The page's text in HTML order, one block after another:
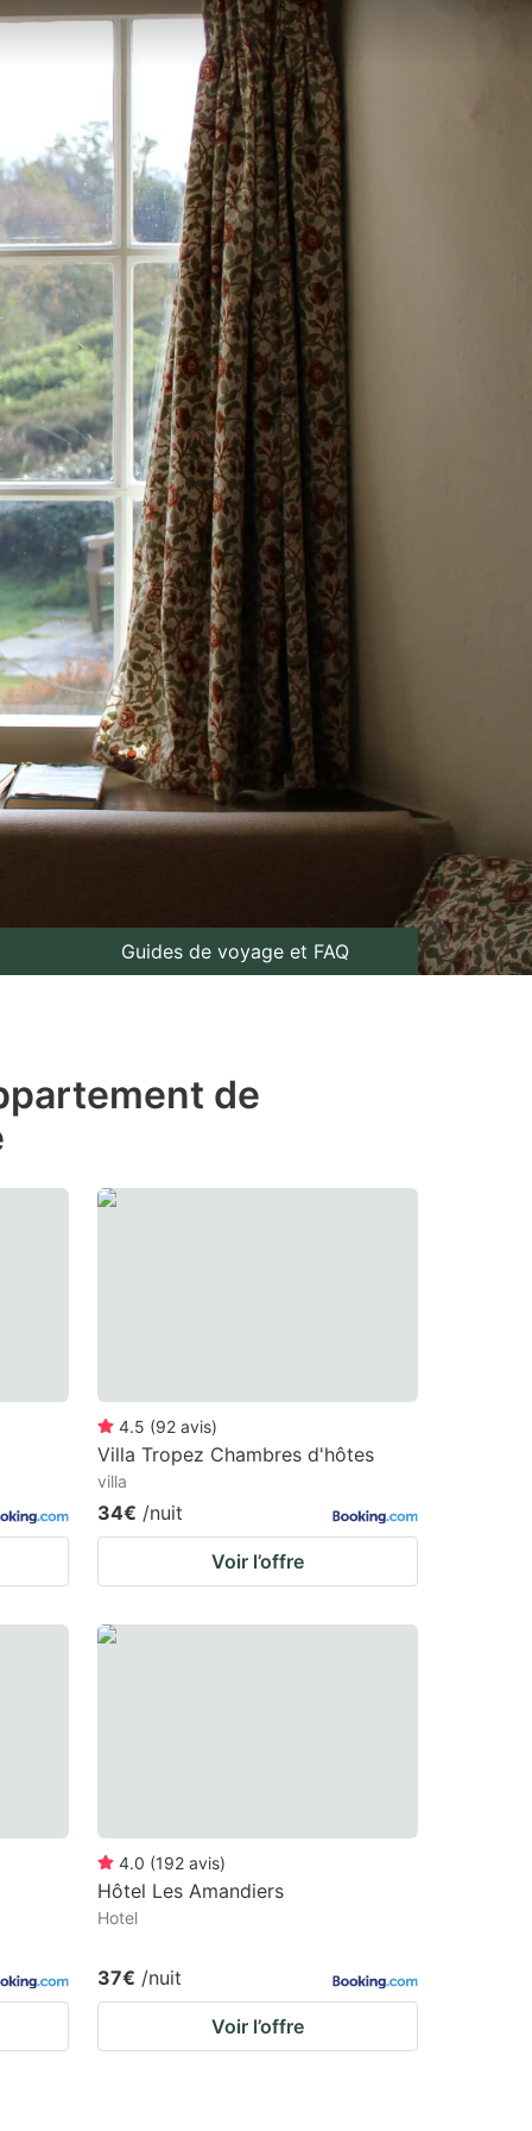
Guides de voyage et FAQ
de
4.5 (92 avis)
Villa Tropez Chambres d'hôtes
villa
34€ /nuit
Voir l’offre
4.0 (192 avis)
Hôtel Les Amandiers
Hotel
37€ /nuit
Voir l’offre